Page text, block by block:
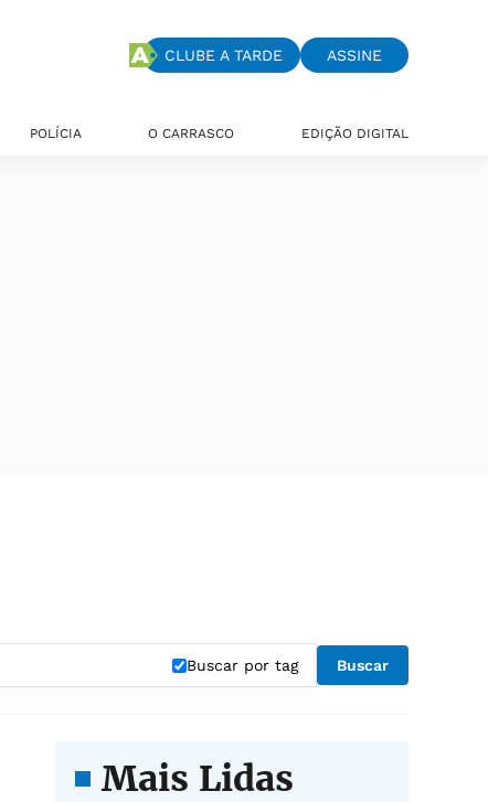
CLUBE A TARDE ASSINE
POLÍCIA O CARRASCO EDIÇÃO DIGITAL
Buscar por tag Buscar
Mais Lidas